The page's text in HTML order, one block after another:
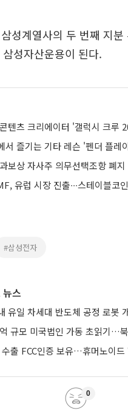
성계열사의 두 번째 지
성자산운용이 된다.
텐츠 크리에이터 '갤럭시 크루
서 즐기는 기타 레슨 '펜더 플레
보상 자사주 의무선택조항 폐지
유럽 시장 진출∙∙∙스테이블코
#삼성전자
스
유일 차세대 반도체 공정 로봇
규모 미국법인 가동 초읽기…
출 FCC인증 보유…휴머노이드
0